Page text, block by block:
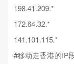
198.41.209.*
172.64.32.*
141.101.115.*
#移动走香港的IP